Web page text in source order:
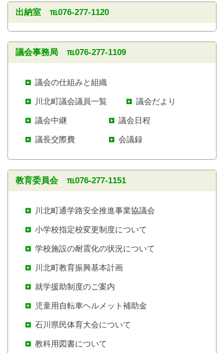
出納室 ℡076-277-1120
議会事務局 ℡076-277-1109
議会の仕組みと組織
川北町議会議員一覧 議会だより
議会中継 議会日程
議長交際費 会議録
教育委員会 ℡076-277-1151
川北町通学路安全推進事業協議会
小学校指定校変更制度について
学校施設の耐震化の状況について
川北町教育振興基本計画
就学援助制度のご案内
児童用自転車ヘルメット補助金
石川県民体育大会について
教科用図書について